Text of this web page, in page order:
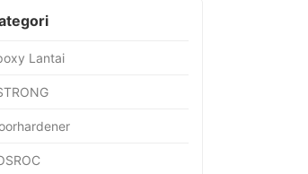
Lantai